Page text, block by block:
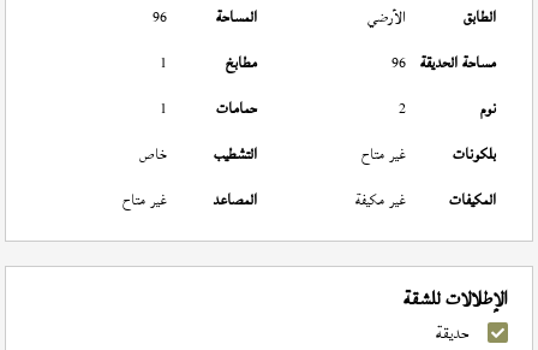
الطابق
الأرضي المساحة
96
مساحة الحديقة 96 مطابخ
1
نوم
2 حمامات
1
بلكونات
غير متاح التشطيب
خاص
المكيفات
غير مكيفة المصاعد غير متاح
الإطلالات للشقة
حديقة